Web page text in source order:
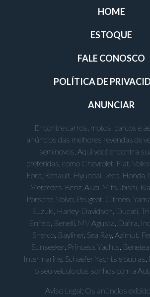
HOME
ESTOQUE
FALE CONOSCO
POLÍTICA DE
ANUNCIAR
Encontre carros, motos, barcos e
anúncios das melhores revendas de
seminovos. Aqui você encontra
preferidas, como Chevrolet, Fiat,
Ford, Renault, Hyundai, Jeep, Honda,
Mercedes-Benz, Audi, Mitsubishi,
Porsche, Volvo, Peugeot, Citroën,
Suzuki, Harley-Davidson, Ducati,
Enfield, Benelli, MV Agusta, Dafra,
Sherco, Bayliner, Sea Ray, Azimut,
Sunseeker, Princess Yachts,
Intermarine, Schaefer Yachts e outras.
o seu veículo dos sonhos com a
Aviso Legal: Os anúncios